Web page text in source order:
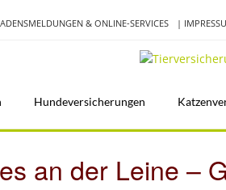
& ONLINE-SERVICES |
Hundeversicherungen
an der Leine –